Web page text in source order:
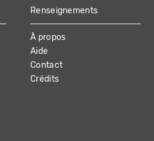
Renseignements
À propos
Aide
Contact
Crédits